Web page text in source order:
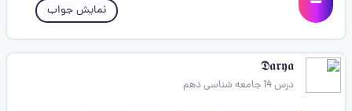
نمایش جواب
𝕯𝖆𝖗𝖞𝖆
درس 14 جامعه شناسی دهم